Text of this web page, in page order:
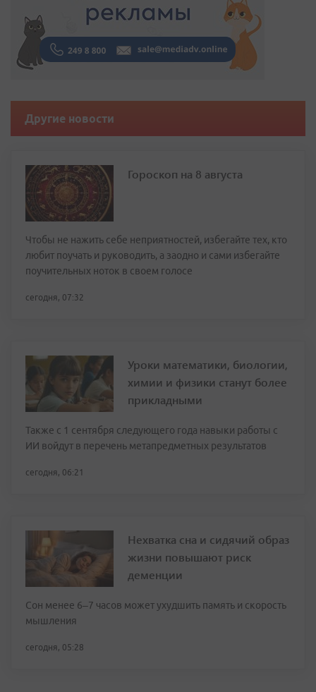
Другие новости
Гороскоп на 8 августа
Чтобы не нажить себе неприятностей, избегайте тех, кто
любит поучать и руководить, а заодно и сами избегайте
поучительных ноток в своем голосе
сегодня, 07:32
Уроки математики, биологии,
химии и физики станут более
прикладными
Также с 1 сентября следующего года навыки работы с
ИИ войдут в перечень метапредметных результатов
сегодня, 06:21
Нехватка сна и сидячий образ
жизни повышают риск
деменции
Сон менее 6–7 часов может ухудшить память и скорость
мышления
сегодня, 05:28